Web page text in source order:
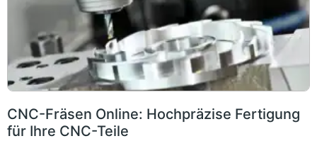
CNC-Fräsen Online: Hochpräzise Fertigung
für Ihre CNC-Teile